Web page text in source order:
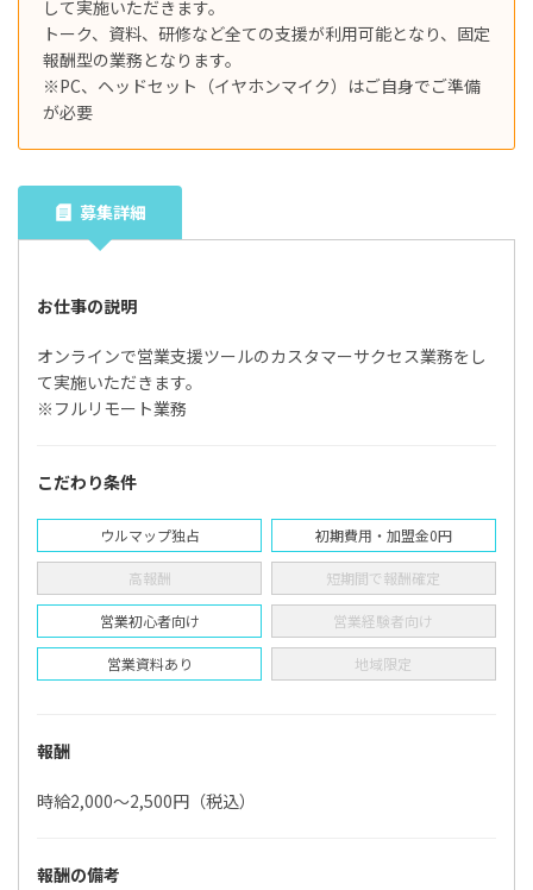
して実施いただきます。
トーク、資料、研修など全ての支援が利用可能となり、固定
報酬型の業務となります。
※PC、ヘッドセット（イヤホンマイク）はご自身でご準備
が必要
募集詳細
お仕事の説明
オンラインで営業支援ツールのカスタマーサクセス業務をし
て実施いただきます。
※フルリモート業務
こだわり条件
ウルマップ独占 初期費用・加盟金0円
高報酬 短期間で報酬確定
営業初心者向け 営業経験者向け
営業資料あり 地域限定
報酬
時給2,000～2,500円（税込）
報酬の備考